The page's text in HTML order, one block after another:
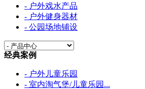
- 户外戏水产品
- 户外健身器材
- 公园场地铺设
经典案例
- 户外儿童乐园
- 室内淘气堡/儿童乐园...